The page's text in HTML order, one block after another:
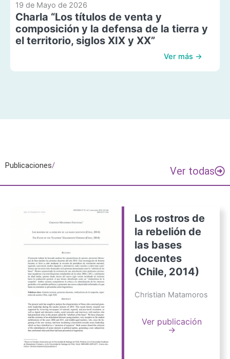
19 de Mayo de 2026
Charla “Los títulos de venta y
composición y la defensa de la tierra y
el territorio, siglos XIX y XX”
Ver más →
Publicaciones/ Ver todas
Los rostros de
la rebelión de
las bases
docentes
(Chile, 2014)
Christian Matamoros
Ver publicación
→